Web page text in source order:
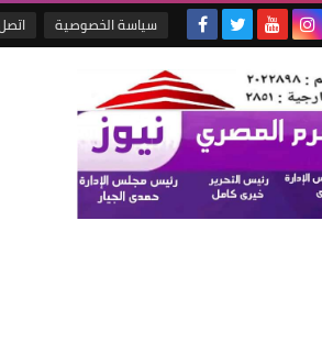
سياسة الخصوصية